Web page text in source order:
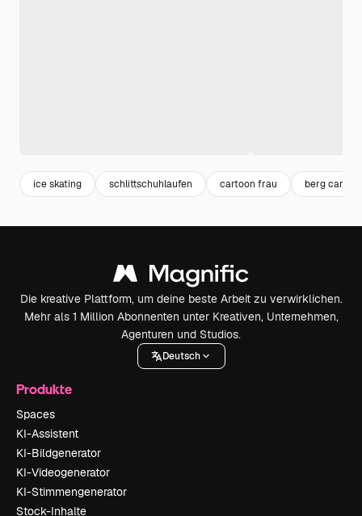
ice skating schlittschuhlaufen cartoon frau berg
Die kreative Plattform, um deine beste Arbeit zu verwirklichen.
Mehr als 1 Million Abonnenten unter Kreativen, Unternehmen,
Agenturen und Studios.
Deutsch
Produkte
Spaces
KI-Assistent
KI-Bildgenerator
KI-Videogenerator
KI-Stimmengenerator
Stock-Inhalte